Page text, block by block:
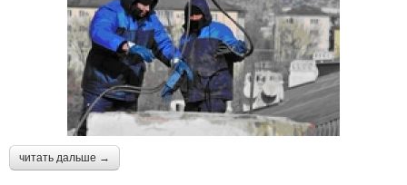
читать дальше →